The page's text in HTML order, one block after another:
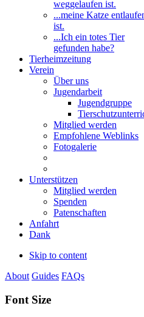
weggelaufen ist.
...meine Katze
ist.
...Ich ein totes Tier
gefunden habe?
Tierheimzeitung
Verein
Über uns
Jugendarbeit
Jugendgruppe
Mitglied werden
Empfohlene Weblinks
Fotogalerie
Unterstützen
Mitglied werden
Spenden
Patenschaften
Anfahrt
Dank
Skip to content
About Guides FAQs
Font Size